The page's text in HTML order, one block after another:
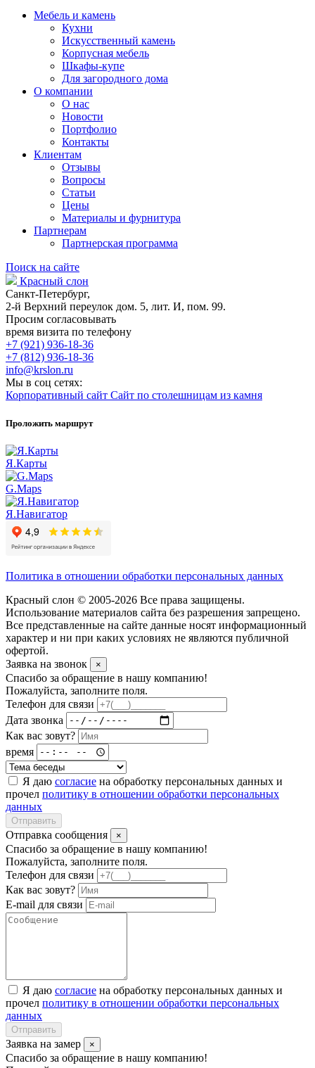
Мебель и камень
Кухни
Искусственный камень
Корпусная мебель
Шкафы-купе
Для загородного дома
О компании
О нас
Новости
Портфолио
Контакты
Клиентам
Отзывы
Вопросы
Статьи
Цены
Материалы и фурнитура
Партнерам
Партнерская программа
Поиск на сайте
Красный слон
Санкт-Петербург,
2-й Верхний переулок дом. 5, лит. И, пом. 99.
Просим согласовывать
время визита по телефону
+7 (921) 936-18-36
+7 (812) 936-18-36
info@krslon.ru
Мы в соц сетях:
Корпоративный сайт Сайт по столешницам из камня
Проложить маршрут
Я.Карты
G.Maps
Я.Навигатор
Политика в отношении обработки персональных данных
Красный слон © 2005-2026 Все права защищены.
Использование материалов сайта без разрешения запрещено.
Все представленные на сайте данные носят информационный
характер и ни при каких условиях не являются публичной
офертой.
Заявка на звонок
×
Спасибо за обращение в нашу компанию!
Пожалуйста, заполните поля.
Телефон для связи
Дата звонка
Как вас зовут?
время
Я даю согласие на обработку персональных данных и
прочел политику в отношении обработки персональных
данных
Отправить
Отправка сообщения ×
Спасибо за обращение в нашу компанию!
Пожалуйста, заполните поля.
Телефон для связи
Как вас зовут?
E-mail для связи
Я даю согласие на обработку персональных данных и
прочел политику в отношении обработки персональных
данных
Отправить
Заявка на замер ×
Спасибо за обращение в нашу компанию!